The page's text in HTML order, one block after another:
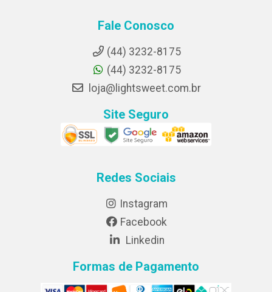
Fale Conosco
(44) 3232-8175
(44) 3232-8175
loja@lightsweet.com.br
Site Seguro
Redes Sociais
Instagram
Facebook
Linkedin
Formas de Pagamento